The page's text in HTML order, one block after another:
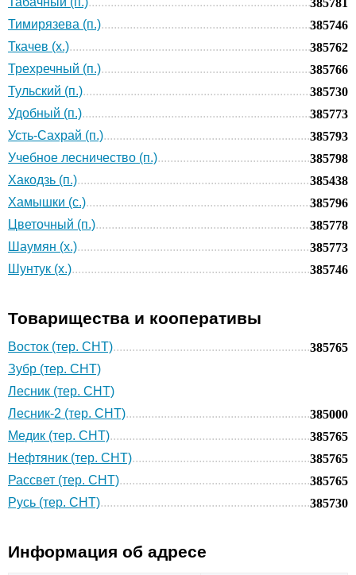
385781
Тимирязева (п.)
385746
Ткачев (х.)
385762
Трехречный (п.)
385766
Тульский (п.)
385730
Удобный (п.)
385773
Усть-Сахрай (п.)
385793
Учебное лесничество (п.)
385798
Хакодзь (п.)
385438
Хамышки (с.)
385796
Цветочный (п.)
385778
Шаумян (х.)
385773
Шунтук (х.)
385746
Товарищества и кооперативы
Восток (тер. СНТ)
385765
Зубр (тер. СНТ)
Лесник (тер. СНТ)
Лесник-2 (тер. СНТ)
385000
Медик (тер. СНТ)
385765
Нефтяник (тер. СНТ)
385765
Рассвет (тер. СНТ)
385765
Русь (тер. СНТ)
385730
Информация об адресе